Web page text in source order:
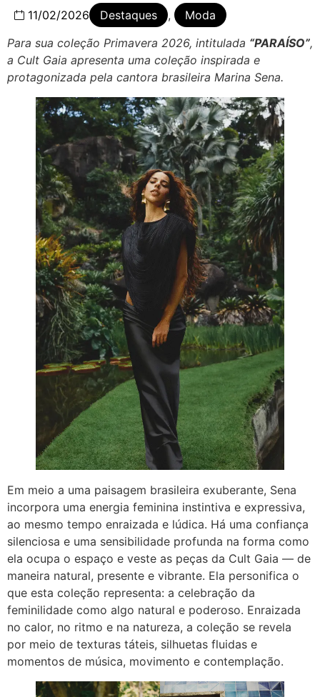
11/02/2026 Destaques ,
Moda
Para sua coleção Primavera 2026, intitulada “PARAÍSO”,
a Cult Gaia apresenta uma coleção inspirada e
protagonizada pela cantora brasileira Marina Sena.
Em meio a uma paisagem brasileira exuberante, Sena
incorpora uma energia feminina instintiva e expressiva,
ao mesmo tempo enraizada e lúdica. Há uma confiança
silenciosa e uma sensibilidade profunda na forma como
ela ocupa o espaço e veste as peças da Cult Gaia — de
maneira natural, presente e vibrante. Ela personifica o
que esta coleção representa: a celebração da
feminilidade como algo natural e poderoso. Enraizada
no calor, no ritmo e na natureza, a coleção se revela
por meio de texturas táteis, silhuetas fluidas e
momentos de música, movimento e contemplação.